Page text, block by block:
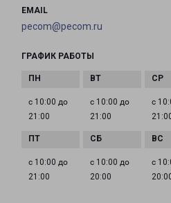
EMAIL
pecom@pecom.ru
ГРАФИК РАБОТЫ
с 10:00 до
21:00
с 10:00 до
21:00
с
с 10:00 до
21:00
с 10:00 до
20:00
с